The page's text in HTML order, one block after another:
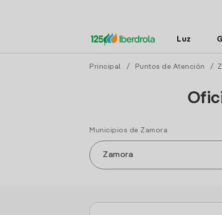
Luz
Principal / Puntos de Atención /
Municipios de Zamora